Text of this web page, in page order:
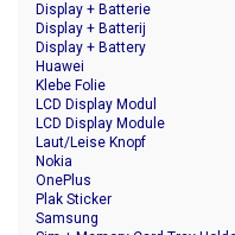
Display + Batterie
Display + Batterij
Display + Battery
Huawei
Klebe Folie
LCD Display Modul
LCD Display Module
Laut/Leise Knopf
Nokia
OnePlus
Plak Sticker
Samsung